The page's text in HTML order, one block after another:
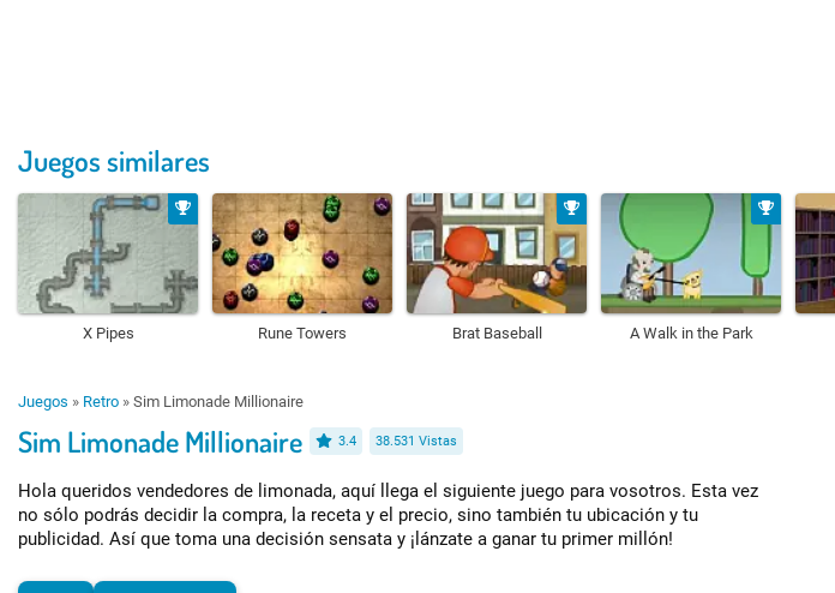
Juegos similares
X Pipes Rune Towers Brat Baseball A Walk in the Park
Juegos » Retro » Sim Limonade Millionaire
Sim Limonade Millionaire 3.4 38.531 Vistas
Hola queridos vendedores de limonada, aquí llega el siguiente juego para vosotros. Esta vez
no sólo podrás decidir la compra, la receta y el precio, sino también tu ubicación y tu
publicidad. Así que toma una decisión sensata y ¡lánzate a ganar tu primer millón!